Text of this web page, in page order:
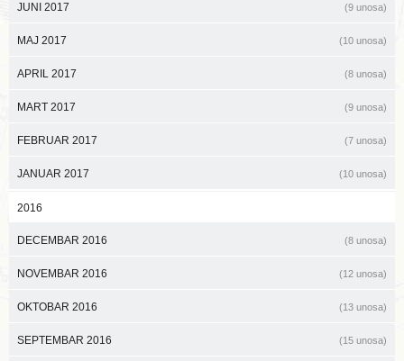
JUNI 2017 (9 unosa)
MAJ 2017 (10 unosa)
APRIL 2017 (8 unosa)
MART 2017 (9 unosa)
FEBRUAR 2017 (7 unosa)
JANUAR 2017 (10 unosa)
2016
DECEMBAR 2016 (8 unosa)
NOVEMBAR 2016 (12 unosa)
OKTOBAR 2016 (13 unosa)
SEPTEMBAR 2016 (15 unosa)